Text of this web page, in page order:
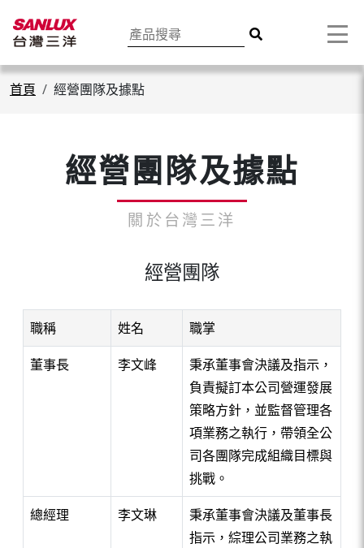
首頁 經營團隊及據點
經營團隊及據點
經營團隊
職稱 姓名 職掌
董事長 李文峰
秉承董事會決議及指示，
負責擬訂本公司營運發展
策略方針，並監督管理各
項業務之執行，帶領全公
司各團隊完成組織目標與
挑戰。
總經理 李文琳
秉承董事會決議及董事長
指示，綜理公司業務之執